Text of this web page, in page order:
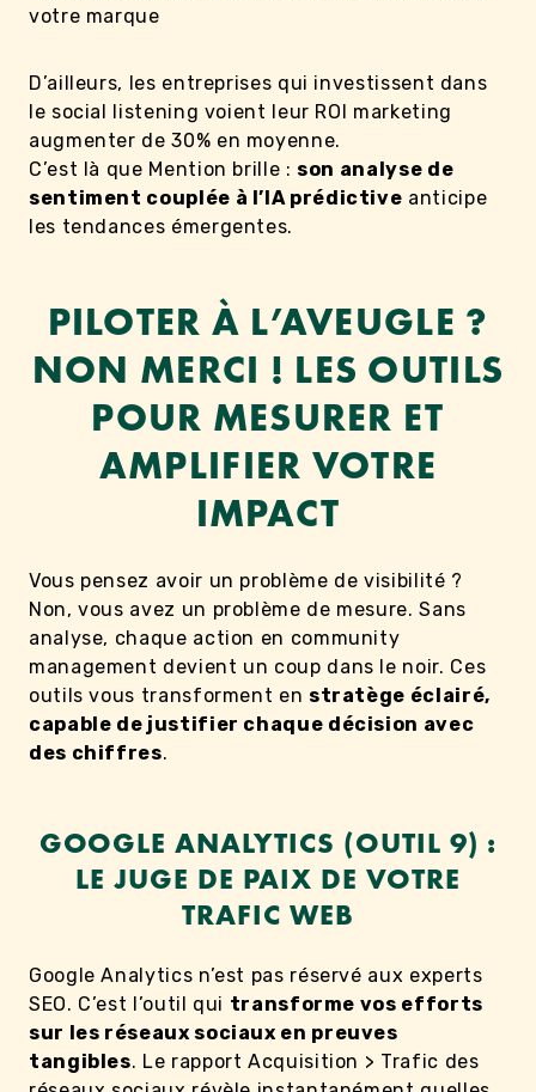
votre marque
D’ailleurs, les entreprises qui investissent dans
le social listening voient leur ROI marketing
augmenter de 30% en moyenne.
C’est là que Mention brille : son analyse de
sentiment couplée à l’IA prédictive anticipe
les tendances émergentes.
PILOTER À L’AVEUGLE ?
NON MERCI ! LES OUTILS
POUR MESURER ET
AMPLIFIER VOTRE
IMPACT
Vous pensez avoir un problème de visibilité ?
Non, vous avez un problème de mesure. Sans
analyse, chaque action en community
management devient un coup dans le noir. Ces
outils vous transforment en stratège éclairé,
capable de justifier chaque décision avec
des chiffres.
GOOGLE ANALYTICS (OUTIL 9) :
LE JUGE DE PAIX DE VOTRE
TRAFIC WEB
Google Analytics n’est pas réservé aux experts
SEO. C’est l’outil qui transforme vos efforts
sur les réseaux sociaux en preuves
tangibles. Le rapport Acquisition > Trafic des